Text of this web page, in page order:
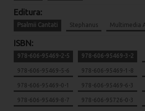
Editura:
Psalmii Cantati Stephanus Multimedia
ISBN:
978-606-95469-2-5 978-606-95469-3-2
978-606-95469-5-6 978-606-95469-1-8
978-606-95469-0-1 978-606-95469-6-3
978-606-95469-8-7 978-606-95726-0-3